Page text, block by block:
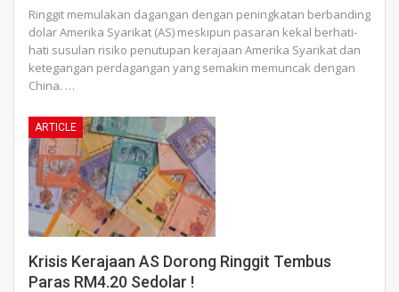
Ringgit memulakan dagangan dengan peningkatan berbanding
dolar Amerika Syarikat (AS) meskipun pasaran kekal berhati-
hati susulan risiko penutupan kerajaan Amerika Syarikat dan
ketegangan perdagangan yang semakin memuncak dengan
China. …
ARTICLE
Krisis Kerajaan AS Dorong Ringgit Tembus
Paras RM4.20 Sedolar !